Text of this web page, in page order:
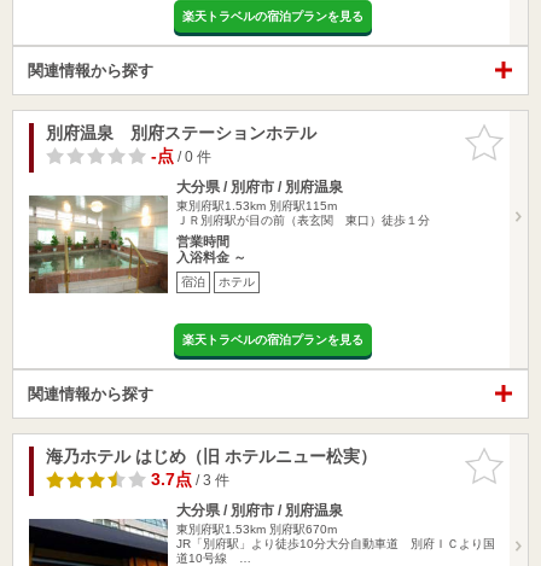
楽天トラベルの宿泊プランを見る
関連情報から探す
お気に入
りに追加
別府温泉 別府ステーションホテル
-点/ 0 件
大分県 / 別府市 / 別府温泉
東別府駅1.53km 別府駅115m
ＪＲ別府駅が目の前（表玄関 東口）徒歩１分
営業時間
入浴料金 ～
宿泊 ホテル
楽天トラベルの宿泊プランを見る
関連情報から探す
お気に入
りに追加
海乃ホテル はじめ（旧 ホテルニュー松実）
3.7点/ 3 件
大分県 / 別府市 / 別府温泉
東別府駅1.53km 別府駅670m
JR「別府駅」より徒歩10分大分自動車道 別府ＩＣより国
道10号線 …